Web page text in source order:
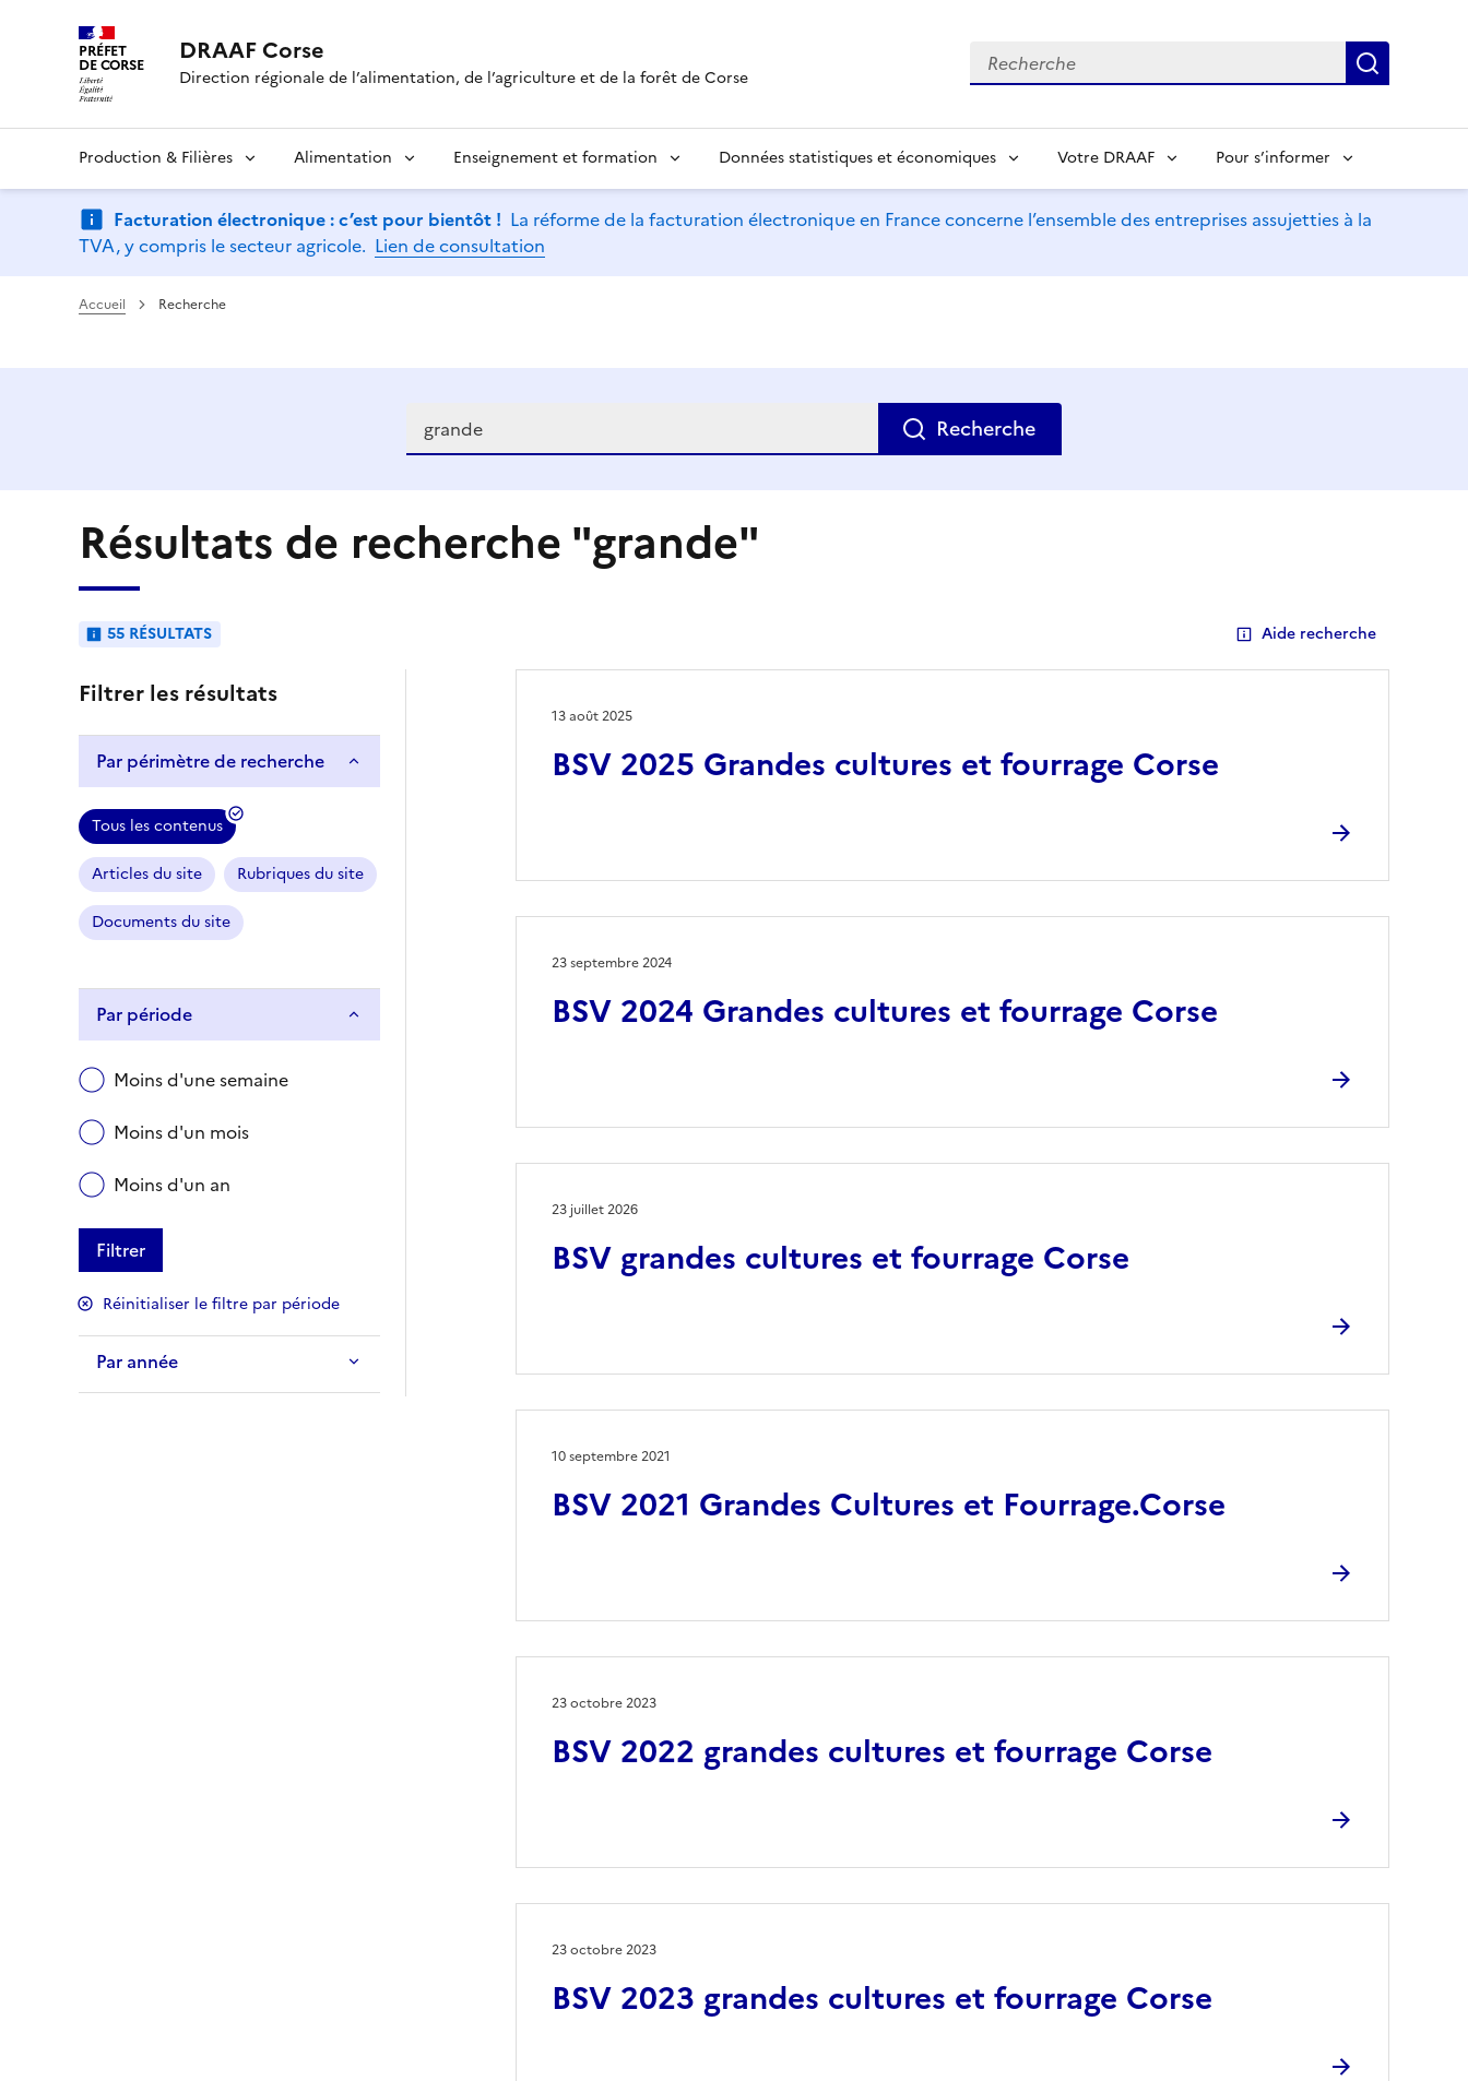
PRÉFET
DE CORSE DRAAF Corse
Direction régionale de l’alimentation, de l’agriculture et de la forêt de Corse
Recherche
Production & Filières Alimentation Enseignement et formation Données statistiques et économiques Votre DRAAF Pour s’informer
Facturation électronique : c’est pour bientôt ! La réforme de la facturation électronique en France concerne l’ensemble des entreprises assujetties à la
TVA, y compris le secteur agricole. Lien de consultation
Accueil Recherche
Recherche
Résultats de recherche "grande"
55 RÉSULTATS Aide recherche
Filtrer les résultats
Par périmètre de recherche
Tous les contenus
Articles du site Rubriques du site
Documents du site
Par période
Moins d'une semaine
Moins d'un mois
Moins d'un an
Filtrer
Réinitialiser le filtre par période
Par année
BSV 2025 Grandes cultures et fourrage Corse
13 août 2025
BSV 2024 Grandes cultures et fourrage Corse
23 septembre 2024
BSV grandes cultures et fourrage Corse
23 juillet 2026
BSV 2021 Grandes Cultures et Fourrage.Corse
10 septembre 2021
BSV 2022 grandes cultures et fourrage Corse
23 octobre 2023
BSV 2023 grandes cultures et fourrage Corse
23 octobre 2023